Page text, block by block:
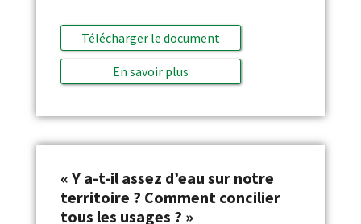
Télécharger le document
En savoir plus
« Y a-t-il assez d’eau sur notre
territoire ? Comment concilier
tous les usages ? »